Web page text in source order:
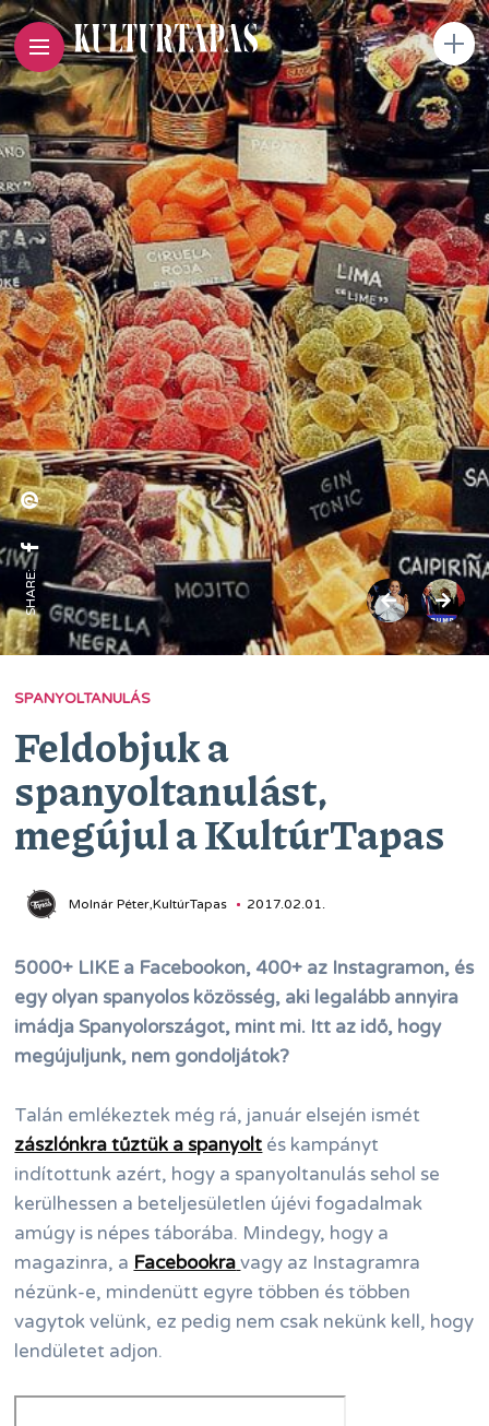
SHARE:
SPANYOLTANULÁS
Feldobjuk a
spanyoltanulást,
megújul a KultúrTapas
Molnár Péter,KultúrTapas 2017.02.01.
5000+ LIKE a Facebookon, 400+ az Instagramon, és
egy olyan spanyolos közösség, aki legalább annyira
imádja Spanyolországot, mint mi. Itt az idő, hogy
megújuljunk, nem gondoljátok?
Talán emlékeztek még rá, január elsején ismét
zászlónkra tűztük a spanyolt és kampányt
indítottunk azért, hogy a spanyoltanulás sehol se
kerülhessen a beteljesületlen újévi fogadalmak
amúgy is népes táborába. Mindegy, hogy a
magazinra, a Facebookra vagy az Instagramra
nézünk-e, mindenütt egyre többen és többen
vagytok velünk, ez pedig nem csak nekünk kell, hogy
lendületet adjon.